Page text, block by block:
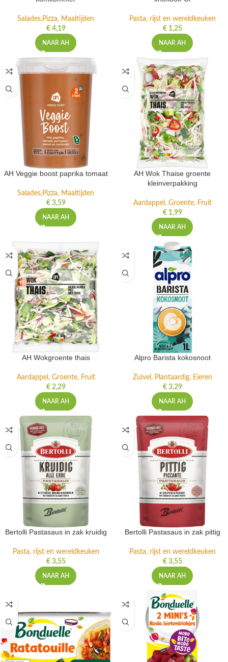
Salades,Pizza, Maaltijden
€4,19
NAAR AH
Pasta, rijst en wereldkeuken
€1,25
NAAR AH
AH Veggie boost paprika tomaat
Salades,Pizza, Maaltijden
€3,59
NAAR AH
AH Wok Thaise groente
kleinverpakking
Aardappel, Groente, Fruit
€1,99
NAAR AH
AH Wokgroente thais
Aardappel, Groente, Fruit
€2,29
NAAR AH
Alpro Barista kokosnoot
Zuivel, Plantaardig, Eieren
€3,29
NAAR AH
Bertolli Pastasaus in zak kruidig
Pasta, rijst en wereldkeuken
€3,55
NAAR AH
Bertolli Pastasaus in zak pittig
Pasta, rijst en wereldkeuken
€3,55
NAAR AH